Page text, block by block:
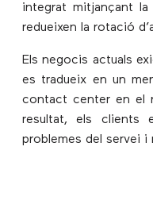
integrat mitjançant
redueixen la rotació
Els negocis actuals
es tradueix en un
contact center en el
resultat, els clients
problemes del servei i